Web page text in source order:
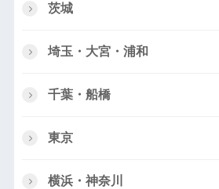
茨城
埼玉・大宮・浦和
千葉・船橋
東京
横浜・神奈川